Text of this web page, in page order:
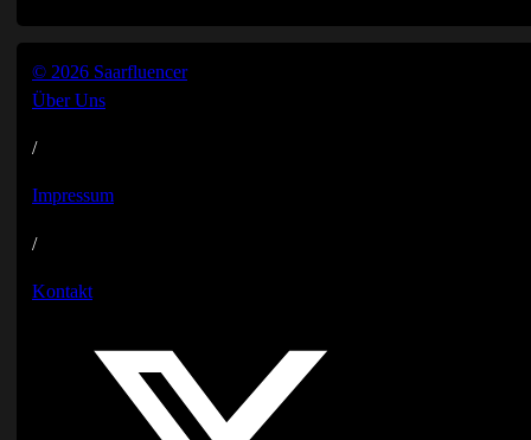
© 2026 Saarfluencer
Über Uns
/
Impressum
/
Kontakt